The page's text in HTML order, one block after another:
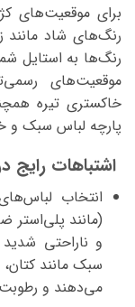
برای موقعیت‌های
رنگ‌های شاد مانند
رنگ‌ها به استایل
موقعیت‌های
خاکستری تیره
پارچه لباس سبک و
انتخاب
(مانند پلی‌استر
و ناراحتی
سبک مانند کتان،
می‌دهند و